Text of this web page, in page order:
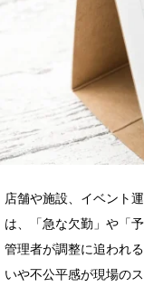
店舗や施設、イベント
は、「急な欠勤」や「
管理者が調整に追われ
いや不公平感が現場の